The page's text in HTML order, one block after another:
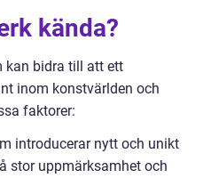
kända?
kan bidra till att ett
inom konstvärlden och
faktorer:
introducerar nytt och unikt
stor uppmärksamhet och